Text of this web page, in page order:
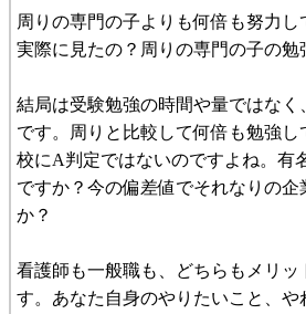
周りの専門の子よりも何倍も努力し
実際に見たの？周りの専門の子の勉
結局は受験勉強の時間や量ではな
です。周りと比較して何倍も勉強
校にA判定ではないのですよね。有
ですか？今の偏差値でそれなりの
か？
看護師も一般職も、どちらもメリッ
す。あなた自身のやりたいこと、や